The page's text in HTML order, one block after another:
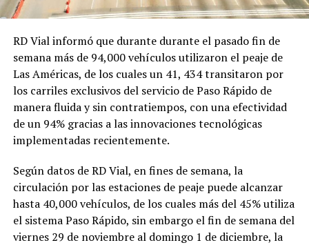
RD Vial informó que durante durante el pasado fin de
semana más de 94,000 vehículos utilizaron el peaje de
Las Américas, de los cuales un 41, 434 transitaron por
los carriles exclusivos del servicio de Paso Rápido de
manera fluida y sin contratiempos, con una efectividad
de un 94% gracias a las innovaciones tecnológicas
implementadas recientemente.
Según datos de RD Vial, en fines de semana, la
circulación por las estaciones de peaje puede alcanzar
hasta 40,000 vehículos, de los cuales más del 45% utiliza
el sistema Paso Rápido, sin embargo el fin de semana del
viernes 29 de noviembre al domingo 1 de diciembre, la